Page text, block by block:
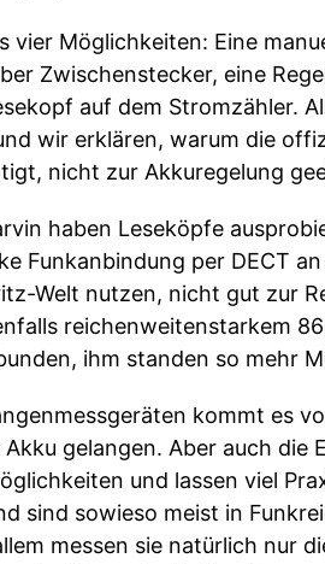
vier Möglichkeiten: Eine
Zwischenstecker, eine
auf dem Stromzähler.
wir erklären, warum die
nicht zur Akkuregelung
haben Leseköpfe
Funkanbindung per DECT
Welt nutzen, nicht gut zur
reichenweitenstarkem
ihm standen so mehr
kommt es
gelangen. Aber auch die
und lassen viel
sind sowieso meist in
messen sie natürlich nur